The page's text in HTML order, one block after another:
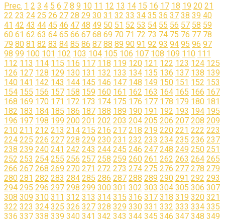
Prec. 1 2 3 4 5 6 7 8 9 10 11 12 13 14 15 16 17 18 19 20 21
22 23 24 25 26 27 28 29 30 31 32 33 34 35 36 37 38 39 40
41 42 43 44 45 46 47 48 49 50 51 52 53 54 55 56 57 58 59
60 61 62 63 64 65 66 67 68 69 70 71 72 73 74 75 76 77 78
79 80 81 82 83 84 85 86 87 88 89 90 91 92 93 94 95 96 97
98 99 100 101 102 103 104 105 106 107 108 109 110 111
112 113 114 115 116 117 118 119 120 121 122 123 124 125
126 127 128 129 130 131 132 133 134 135 136 137 138 139
140 141 142 143 144 145 146 147 148 149 150 151 152 153
154 155 156 157 158 159 160 161 162 163 164 165 166 167
168 169 170 171 172 173 174 175 176 177 178 179 180 181
182 183 184 185 186 187 188 189 190 191 192 193 194 195
196 197 198 199 200 201 202 203 204 205 206 207 208 209
210 211 212 213 214 215 216 217 218 219 220 221 222 223
224 225 226 227 228 229 230 231 232 233 234 235 236 237
238 239 240 241 242 243 244 245 246 247 248 249 250 251
252 253 254 255 256 257 258 259 260 261 262 263 264 265
266 267 268 269 270 271 272 273 274 275 276 277 278 279
280 281 282 283 284 285 286 287 288 289 290 291 292 293
294 295 296 297 298 299 300 301 302 303 304 305 306 307
308 309 310 311 312 313 314 315 316 317 318 319 320 321
322 323 324 325 326 327 328 329 330 331 332 333 334 335
336 337 338 339 340 341 342 343 344 345 346 347 348 349